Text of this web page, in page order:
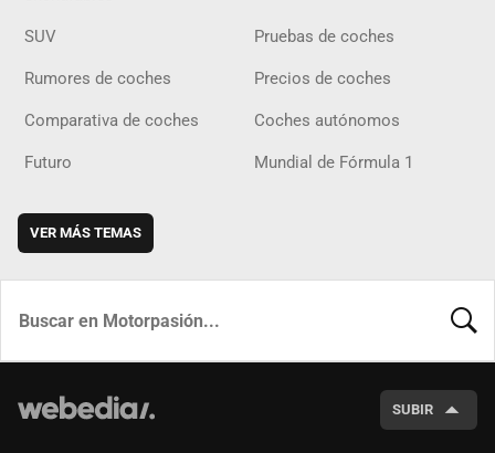
SUV Pruebas de coches
Rumores de coches Precios de coches
Comparativa de coches Coches autónomos
Futuro Mundial de Fórmula 1
VER MÁS TEMAS
SUBIR